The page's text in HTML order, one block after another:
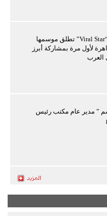
8 أغسطس.. “Viral Star” تطلق موسمها
لأول مرة بمشاركة أبرز
العرب
” مدير عام مكتب رئيس